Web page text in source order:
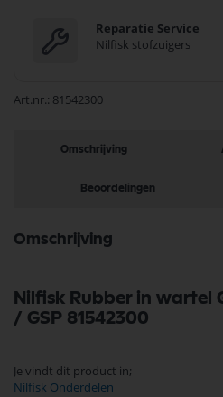
Reparatie Service
Nilfisk stofzuigers
Art.nr. 81542300
Omschrijving
Beoordelingen
Omschrijving
Nilfisk Rubber in wartel
/ GSP 81542300
Je vindt dit product in;
Nilfisk Onderdelen